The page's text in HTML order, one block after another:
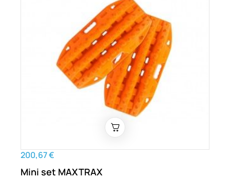
200,67 €
Mini set MAXTRAX